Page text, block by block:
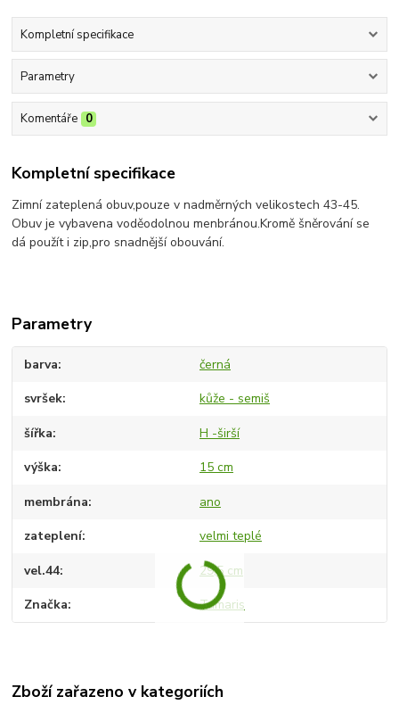
Kompletní specifikace
Parametry
Komentáře 0
Kompletní specifikace
Zimní zateplená obuv,pouze v nadměrných velikostech 43-45.
Obuv je vybavena voděodolnou menbránou.Kromě šněrování se
dá použít i zip,pro snadnější obouvání.
Parametry
barva černá
svršek kůže - semiš
šířka H -širší
výška 15 cm
membrána ano
zateplení velmi teplé
vel.44 29,5 cm
Značka Tamaris
Zboží zařazeno v kategoriích